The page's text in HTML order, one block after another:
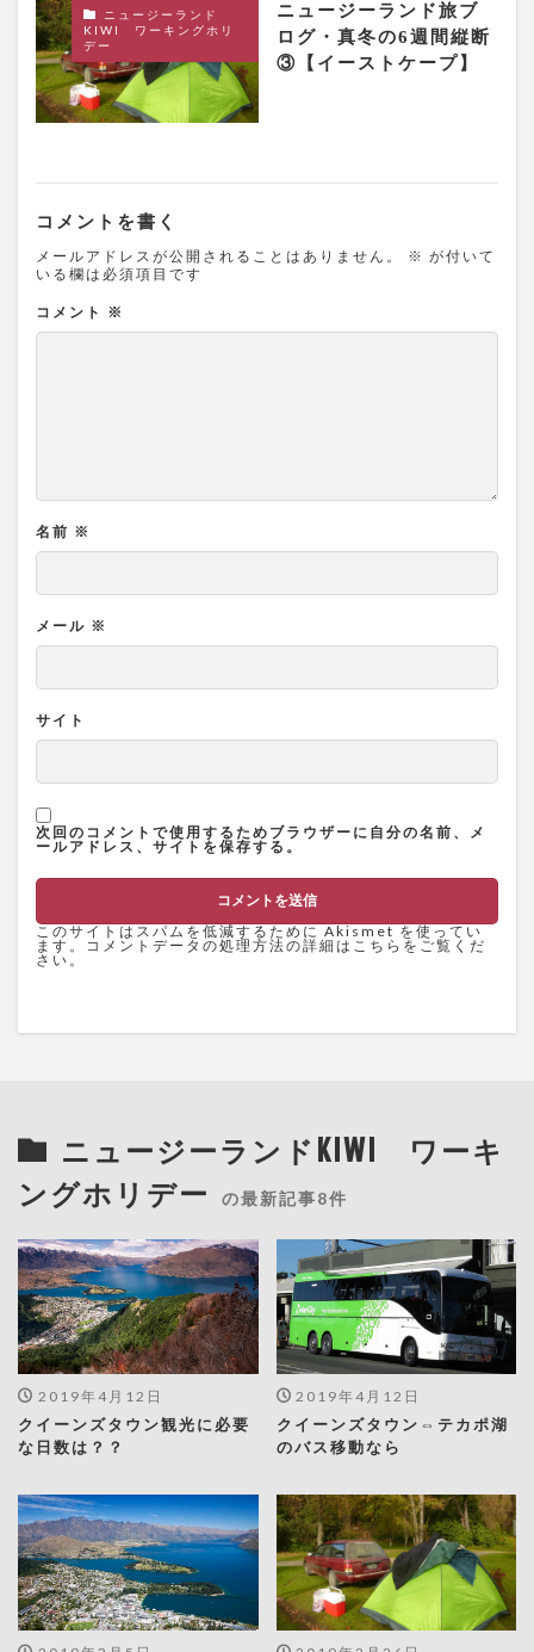
ニュージーランド
KIWI ワーキングホリ
デー
ニュージーランド旅ブ
ログ・真冬の6週間縦断
③【イーストケープ】
コメントを書く
メールアドレスが公開されることはありません。 ※ が付いて
いる欄は必須項目です
コメント ※
名前 ※
メール ※
サイト
次回のコメントで使用するためブラウザーに自分の名前、メ
ールアドレス、サイトを保存する。
このサイトはスパムを低減するために Akismet を使ってい
ます。 コメントデータの処理方法の詳細はこちらをご覧くだ
さい 。
ニュージーランドKIWI ワーキ
ングホリデー
の最新記事8件
2019年4月12日
クイーンズタウン観光に必要
な日数は？？
2019年4月12日
クイーンズタウン⇔テカポ湖
のバス移動なら